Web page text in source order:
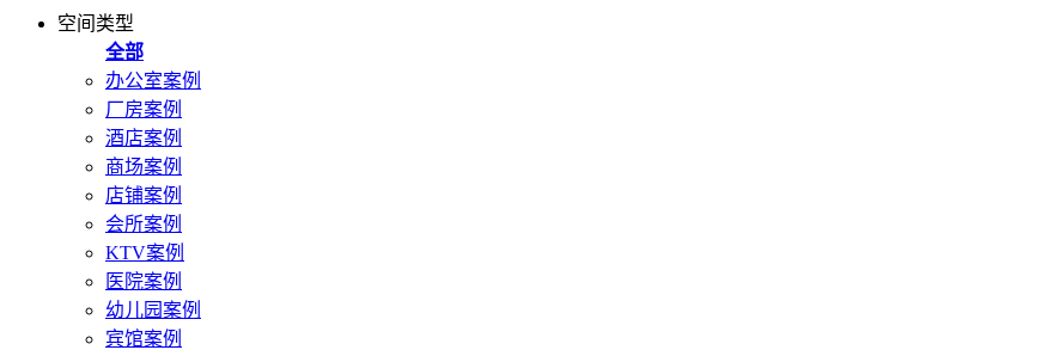
空间类型
全部
办公室案例
厂房案例
酒店案例
商场案例
店铺案例
会所案例
KTV案例
医院案例
幼儿园案例
宾馆案例